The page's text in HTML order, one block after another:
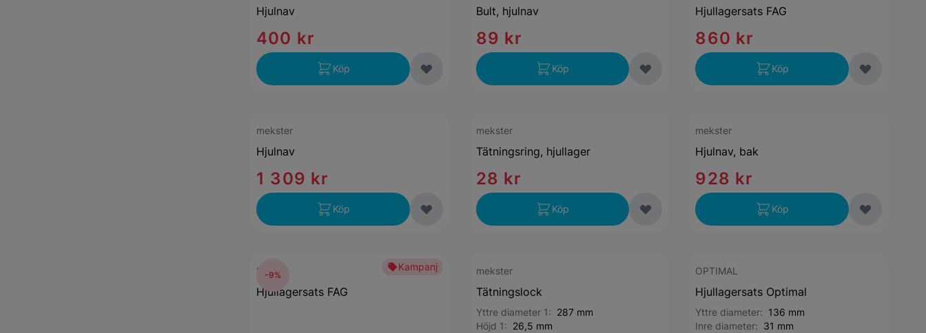
Hjulnav
400 kr
Köp
Bult, hjulnav
89 kr
Köp
Hjullagersats FAG
860 kr
Köp
mekster
Hjulnav
1 309 kr
Köp
mekster
Tätningsring, hjullager
28 kr
Köp
mekster
Hjulnav, bak
928 kr
Köp
Kampanj
FAG
Hjullagersats FAG
-9% mekster
Tätningslock
Yttre diameter 1: 287 mm
Höjd 1: 26,5 mm
OPTIMAL
Hjullagersats Optimal
Yttre diameter: 136 mm
Inre diameter: 31 mm